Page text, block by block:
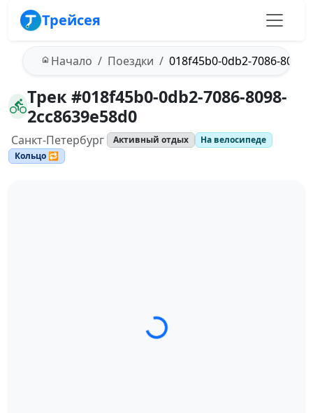
Трейсея
Начало Поездки 018f45b0-0db2-7086-8098-
Трек #018f45b0-0db2-7086-8098-
2cc8639e58d0
Санкт-Петербург Активный отдых
На велосипеде
Кольцо 🔁
Загрузка трека...